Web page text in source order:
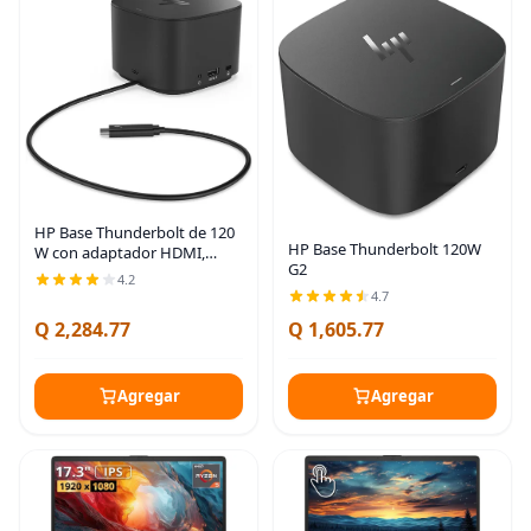
HP Base Thunderbolt de 120
W con adaptador HDMI,
estación de acoplamiento
una sola conexión de
4.2
Q 2,284.77
Agregar
HP Base Thunderbolt 120W
G2
4.7
Q 1,605.77
Agregar